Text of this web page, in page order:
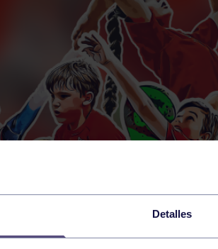
Detalles